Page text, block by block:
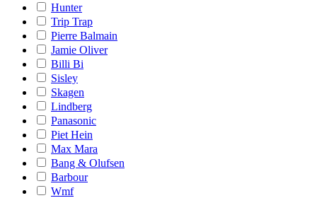
Hunter
Trip Trap
Pierre Balmain
Jamie Oliver
Billi Bi
Sisley
Skagen
Lindberg
Panasonic
Piet Hein
Max Mara
Bang & Olufsen
Barbour
Wmf